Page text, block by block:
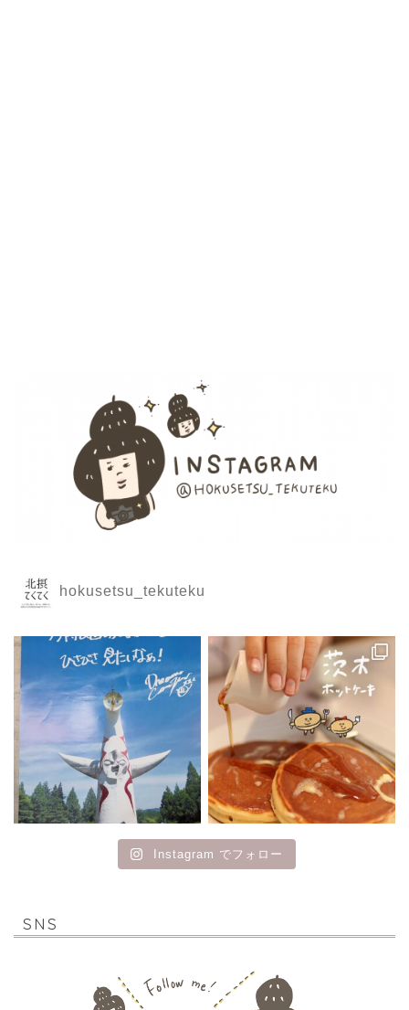
hokusetsu_tekuteku
Instagram でフォロー
SNS